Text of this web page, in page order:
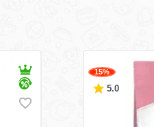
15%
5.0